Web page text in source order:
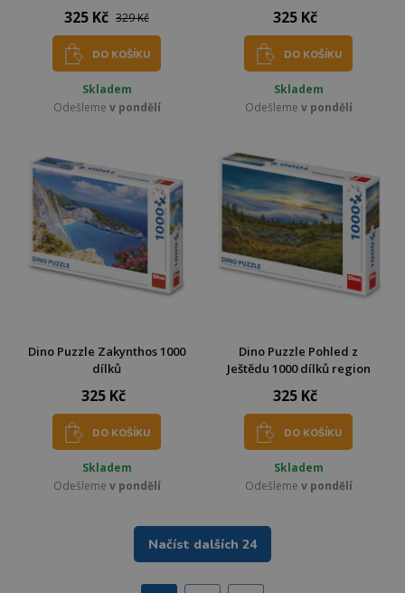
325 Kč 329 Kč
DO KOŠÍKU
Skladem
Odešleme v pondělí
325 Kč
DO KOŠÍKU
Skladem
Odešleme v pondělí
Dino Puzzle Zakynthos 1000
dílků
325 Kč
DO KOŠÍKU
Skladem
Odešleme v pondělí
Dino Puzzle Pohled z
Ještědu 1000 dílků region
325 Kč
DO KOŠÍKU
Skladem
Odešleme v pondělí
Načíst dalších 24